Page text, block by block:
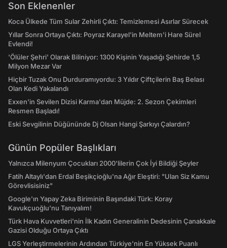
Son Eklenenler
Koca Ülkede Tüm Sular Zehirli Çıktı: Temizlemesi Asırlar Sürecek
Yıllar Sonra Ortaya Çıktı: Poyraz Karayel'in Meltem'i Hare Sürel
Evlendi!
'Ölüler Şehri' Olarak Biliniyor: 1300 Kişinin Yaşadığı Şehirde 1,5
Milyon Mezar Var
Hiçbir Tuzak Onu Durduramıyordu: 3 Yıldır Çiftçilerin Baş Belası
Olan Kedi Yakalandı
Exxen'in Sevilen Dizisi Karma'dan Müjde: 2. Sezon Çekimleri
Resmen Başladı!
Eski Sevgilinin Düğününde Dj Olsan Hangi Şarkıyı Çalardın?
Günün Popüler Başlıkları
Yalnızca Milenyum Çocukları 2000'lilerin Çok İyi Bildiği Şeyler
Fatih Altaylı'dan Erdal Beşikçioğlu'na Ağır Eleştiri: "Ulan Siz Kamu
Görevlisisiniz"
Google'ın Yapay Zeka Biriminin Başındaki Türk: Koray
Kavukçuoğlu'nu Tanıyalım!
Türk Hava Kuvvetleri'nin İlk Kadın Generalinin Dedesinin Çanakkale
Gazisi Olduğu Ortaya Çıktı
LGS Yerleştirmelerinin Ardından Türkiye'nin En Yüksek Puanlı